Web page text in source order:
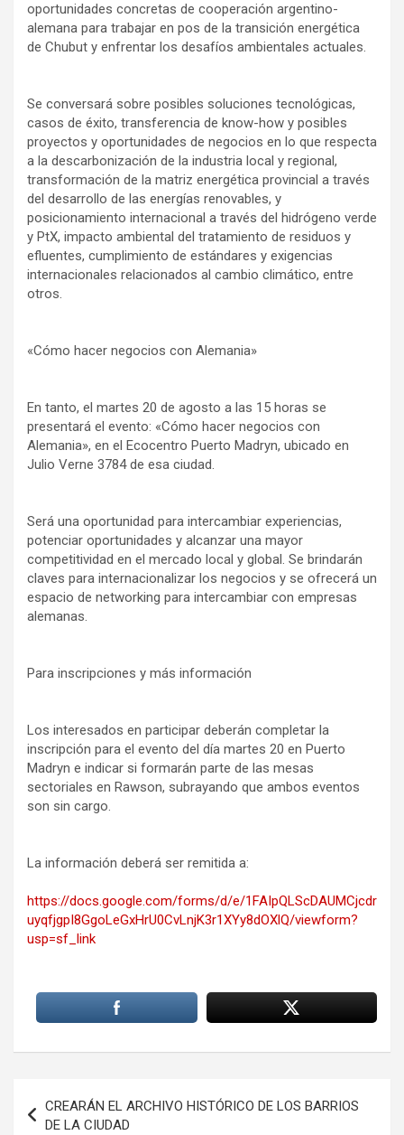
oportunidades concretas de cooperación argentino-
alemana para trabajar en pos de la transición energética
de Chubut y enfrentar los desafíos ambientales actuales.
Se conversará sobre posibles soluciones tecnológicas,
casos de éxito, transferencia de know-how y posibles
proyectos y oportunidades de negocios en lo que respecta
a la descarbonización de la industria local y regional,
transformación de la matriz energética provincial a través
del desarrollo de las energías renovables, y
posicionamiento internacional a través del hidrógeno verde
y PtX, impacto ambiental del tratamiento de residuos y
efluentes, cumplimiento de estándares y exigencias
internacionales relacionados al cambio climático, entre
otros.
«Cómo hacer negocios con Alemania»
En tanto, el martes 20 de agosto a las 15 horas se
presentará el evento: «Cómo hacer negocios con
Alemania», en el Ecocentro Puerto Madryn, ubicado en
Julio Verne 3784 de esa ciudad.
Será una oportunidad para intercambiar experiencias,
potenciar oportunidades y alcanzar una mayor
competitividad en el mercado local y global. Se brindarán
claves para internacionalizar los negocios y se ofrecerá un
espacio de networking para intercambiar con empresas
alemanas.
Para inscripciones y más información
Los interesados en participar deberán completar la
inscripción para el evento del día martes 20 en Puerto
Madryn e indicar si formarán parte de las mesas
sectoriales en Rawson, subrayando que ambos eventos
son sin cargo.
La información deberá ser remitida a:
https://docs.google.com/forms/d/e/1FAIpQLScDAUMCjcdr
uyqfjgpI8GgoLeGxHrU0CvLnjK3r1XYy8dOXlQ/viewform?
usp=sf_link
Navegación
de
CREARÁN EL ARCHIVO HISTÓRICO DE LOS BARRIOS
DE LA CIUDAD